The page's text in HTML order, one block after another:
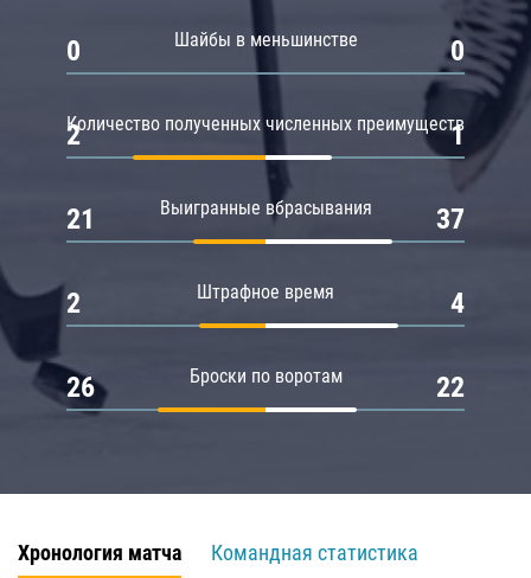
Шайбы в меньшинстве
0 0
Количество полученных численных преимуществ
2 1
Выигранные вбрасывания
21 37
Штрафное время
2 4
Броски по воротам
26 22
Хронология матча
Командная статистика